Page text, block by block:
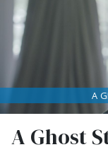
A Ghost
A